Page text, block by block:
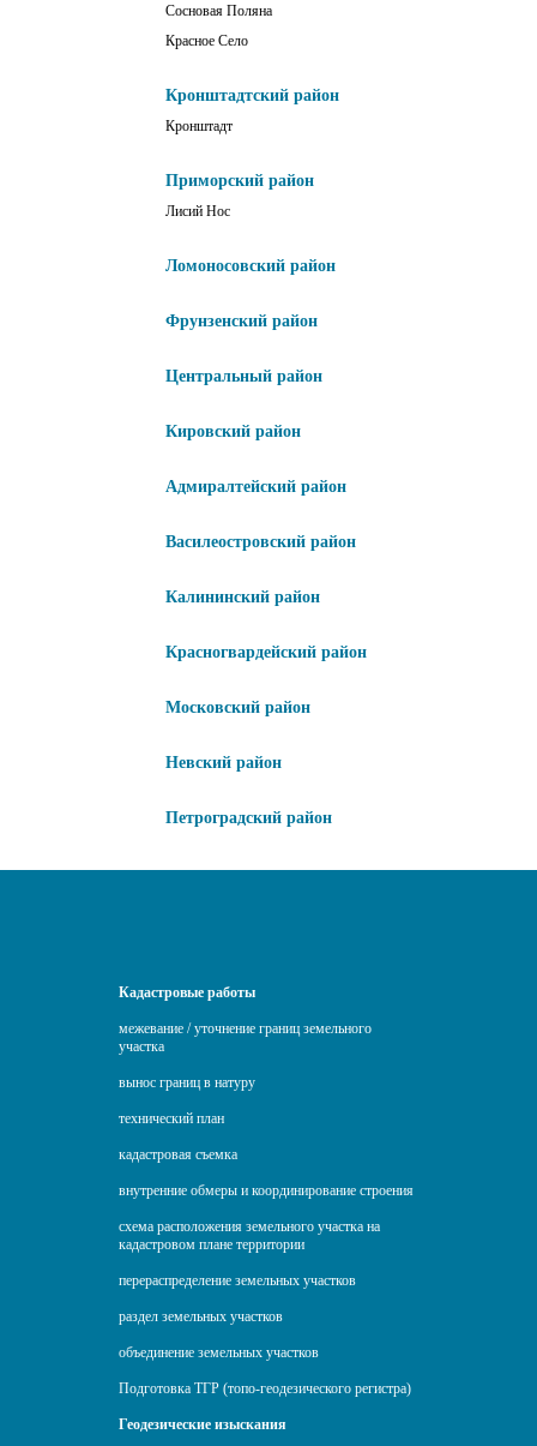
Сосновая Поляна
Красное Село
Кронштадтский район
Кронштадт
Приморский район
Лисий Нос
Ломоносовский район
Фрунзенский район
Центральный район
Кировский район
Адмиралтейский район
Василеостровский район
Калининский район
Красногвардейский район
Московский район
Невский район
Петроградский район
Кадастровые работы
межевание / уточнение границ земельного
участка
вынос границ в натуру
технический план
кадастровая съемка
внутренние обмеры и координирование строения
схема расположения земельного участка на
кадастровом плане территории
перераспределение земельных участков
раздел земельных участков
объединение земельных участков
Подготовка ТГР (топо-геодезического регистра)
Геодезические изыскания